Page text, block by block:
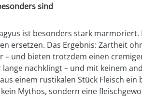
sind
ist besonders stark
ersetzen. Das Ergebnis: Zartheit
und bieten trotzdem einen
nachklingt – und mit keinem
einem rustikalen Stück Fleisch
Mythos, sondern eine